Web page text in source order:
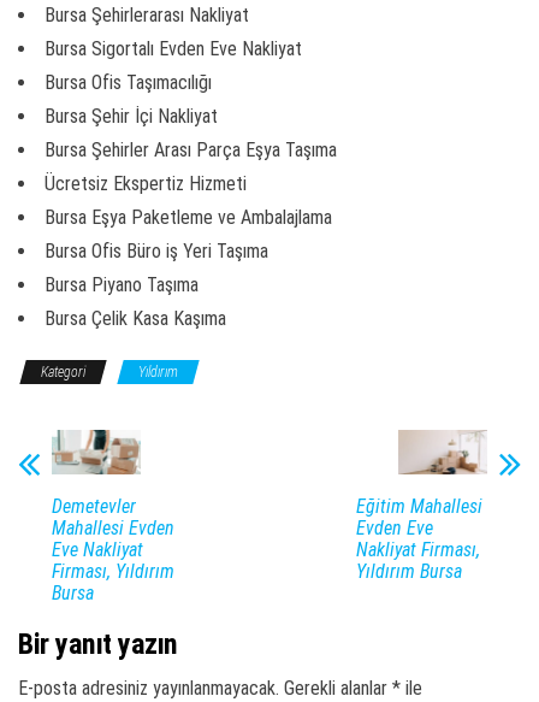
Bursa Şehirlerarası Nakliyat
Bursa Sigortalı Evden Eve Nakliyat
Bursa Ofis Taşımacılığı
Bursa Şehir İçi Nakliyat
Bursa Şehirler Arası Parça Eşya Taşıma
Ücretsiz Ekspertiz Hizmeti
Bursa Eşya Paketleme ve Ambalajlama
Bursa Ofis Büro iş Yeri Taşıma
Bursa Piyano Taşıma
Bursa Çelik Kasa Kaşıma
Kategori Yıldırım
Demetevler
Mahallesi Evden
Eve Nakliyat
Firması, Yıldırım
Bursa
Eğitim Mahallesi
Evden Eve
Nakliyat Firması,
Yıldırım Bursa
Bir yanıt yazın
E-posta adresiniz yayınlanmayacak. Gerekli alanlar * ile